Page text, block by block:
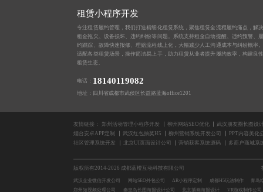
租赁小程序开发
专注租赁履约管理，我们打造精细化租赁系统，聚焦租赁全流程履约痛点，解
租金拖欠、设备损坏、违约纠纷等问题。系统支持租金自动提醒、违约预警、
约跟踪、故障快速报修、理赔流程线上化，大幅减少人工沟通成本与纠纷概率
适配各类租赁场景，操作简洁易上手，助力租赁从业者提升履约效率，构建良
租赁生态。
电话： 18140119082
地址：四川省成都市武侯区长益路蓝海office1201
友情链接： 郑州活动管理小程序开发 柳州网站SEO优化
武汉朋友圈长图设
烟台安卓APP定制
武汉红包抽奖H5 柳州营销系统开发公司
PPT内容美化
社区管理系统开发
北京UI页面设计公司 营销获客系统源码 多商户商城系
版权所有2014-2026 成都蓝橙互动科技有限公司
武汉企业微信开发公司 网站SEO外包公司 AR小程序定制 成都H5玩法制作
青岛
郑州短视频处理公司
秦皇岛长图海报设计公司 北京插画海报设计 VR游戏制作公司